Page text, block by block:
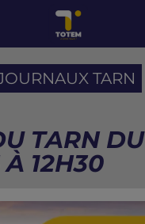
TARN
TARN DU
12H30